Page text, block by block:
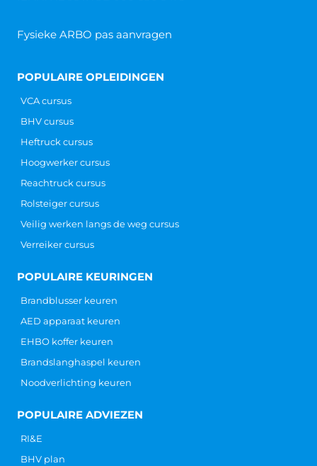
Fysieke ARBO pas aanvragen
POPULAIRE OPLEIDINGEN
VCA cursus
BHV cursus
Heftruck cursus
Hoogwerker cursus
Reachtruck cursus
Rolsteiger cursus
Veilig werken langs de weg cursus
Verreiker cursus
POPULAIRE KEURINGEN
Brandblusser keuren
AED apparaat keuren
EHBO koffer keuren
Brandslanghaspel keuren
Noodverlichting keuren
POPULAIRE ADVIEZEN
RI&E
BHV plan